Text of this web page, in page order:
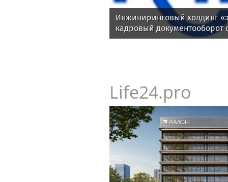
Инжиниринговый холдинг
кадровый
Life24.pro